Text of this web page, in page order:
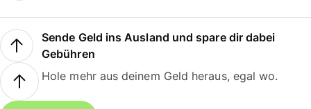
Sende Geld ins Ausland und spare dir dabei
Gebühren
Hole mehr aus deinem Geld heraus, egal wo.